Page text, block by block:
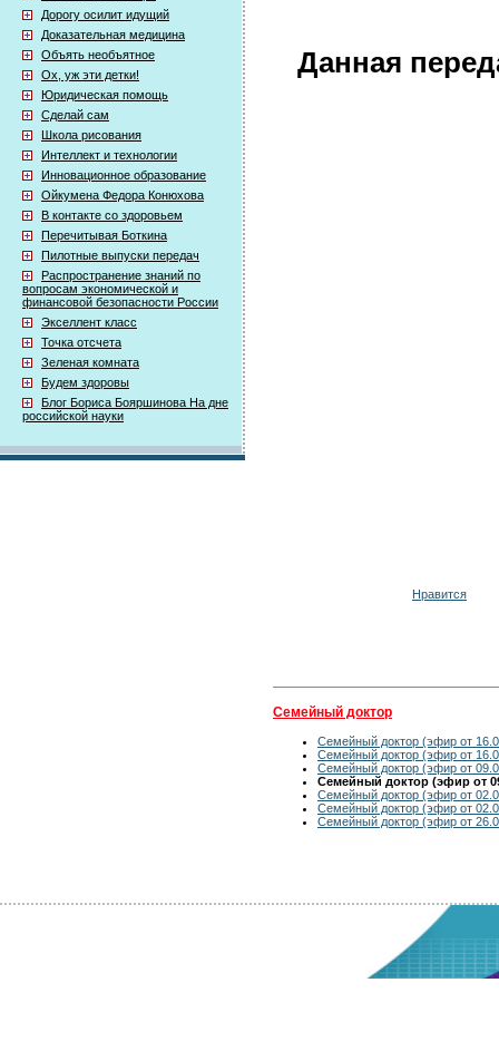
Дорогу осилит идущий
Доказательная медицина
Объять необъятное
Ох, уж эти детки!
Юридическая помощь
Сделай сам
Школа рисования
Интеллект и технологии
Инновационное образование
Ойкумена Федора Конюхова
В контакте со здоровьем
Перечитывая Боткина
Пилотные выпуски передач
Распространение знаний по
вопросам экономической и
финансовой безопасности России
Экселлент класс
Точка отсчета
Зеленая комната
Будем здоровы
Блог Бориса Бояршинова На дне
российской науки
Данная
Нравится
Семейный доктор
Семейный доктор (эфир от
Семейный доктор (эфир от
Семейный доктор (эфир от
Семейный доктор (эфир от
Семейный доктор (эфир от
Семейный доктор (эфир от
Семейный доктор (эфир от